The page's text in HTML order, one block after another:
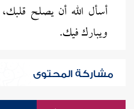
أسأل الله أن يصلح
ويبارك فيك.
مشاركة المحتوى